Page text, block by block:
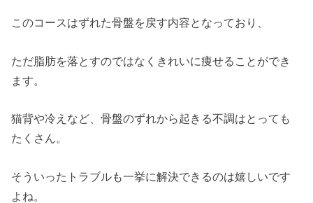
このコースはずれた骨盤を戻す内容となっており、
ただ脂肪を落とすのではなくきれいに痩せることができ
ます。
猫背や冷えなど、骨盤のずれから起きる不調はとっても
たくさん。
そういったトラブルも一挙に解決できるのは嬉しいです
よね。